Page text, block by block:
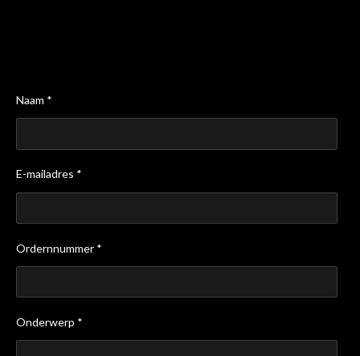
Naam *
E-mailadres *
Ordernnummer *
Onderwerp *